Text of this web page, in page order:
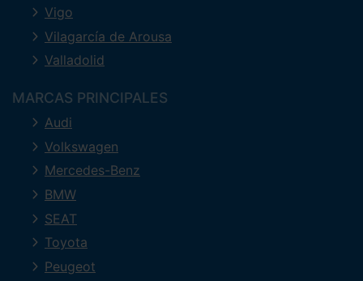
Vigo
Vilagarcía de Arousa
Valladolid
MARCAS PRINCIPALES
Audi
Volkswagen
Mercedes-Benz
BMW
SEAT
Toyota
Peugeot